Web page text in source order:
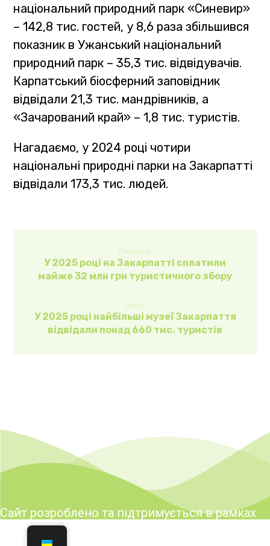
національний природний парк «Синевир»
– 142,8 тис. гостей, у 8,6 раза збільшився
показник в Ужанський національний
природний парк – 35,3 тис. відвідувачів.
Карпатський біосферний заповідник
відвідали 21,3 тис. мандрівників, а
«Зачарований край» – 1,8 тис. туристів.
Нагадаємо, у 2024 році чотири
національні природні парки на Закарпатті
відвідали 173,3 тис. людей.
Previous
У 2025 році на Закарпатті сплатили
майже 32 млн грн туристичного збору
Next
У 2025 році найбільші музеї Закарпаття
відвідали понад 660 тис. туристів
Сайт розроблено та підтримується в рамках
реалізації заходів Програми розвитку туризму